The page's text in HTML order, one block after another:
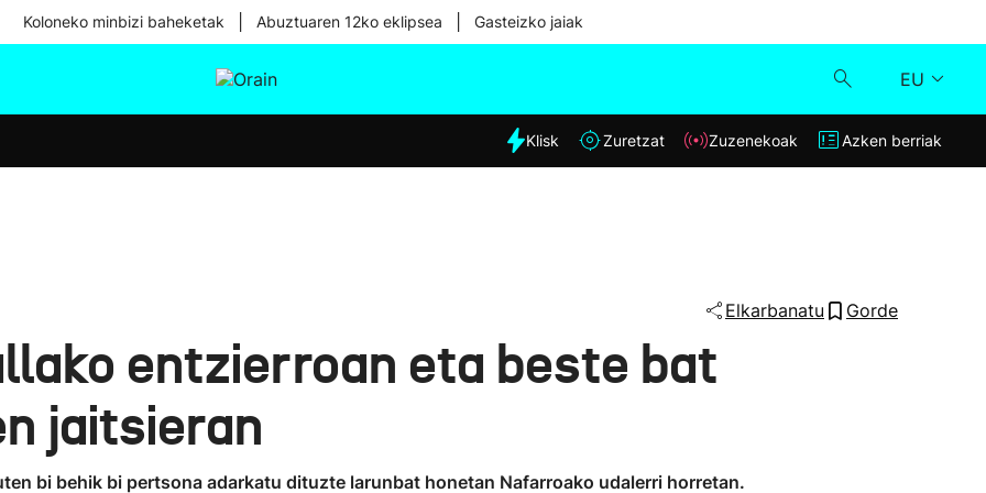
Koloneko minbizi baheketak Abuztuaren 12ko eklipsea Gasteizko jaiak
EU
Eguraldia
Klisk
Klisk Zuretzat Zuzenekoak Azken berriak
Elkarbanatu Gorde
entzierroan eta beste bat
jaitsieran
bi behik bi pertsona adarkatu dituzte larunbat honetan Nafarroako udalerri horretan.